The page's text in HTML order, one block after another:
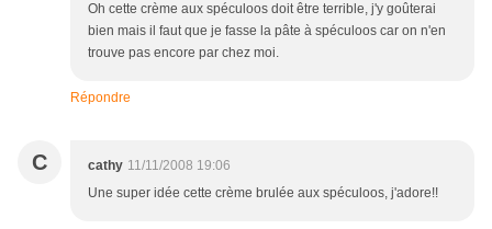
Oh cette crème aux spéculoos doit être terrible, j'y goûterai
bien mais il faut que je fasse la pâte à spéculoos car on n'en
trouve pas encore par chez moi.
Répondre
C cathy 11/11/2008 19:06
Une super idée cette crème brulée aux spéculoos, j'adore!!